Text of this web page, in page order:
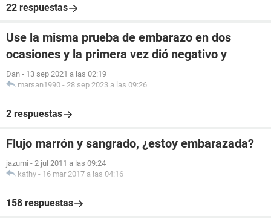
22 respuestas
Use la misma prueba de embarazo en dos
ocasiones y la primera vez dió negativo y
Dan - 13 sep 2021 a las 02:19
marsan1990 - 28 sep 2023 a las 09:26
2 respuestas
Flujo marrón y sangrado, ¿estoy embarazada?
jazumi - 2 jul 2011 a las 09:24
kathy - 16 mar 2017 a las 04:16
158 respuestas